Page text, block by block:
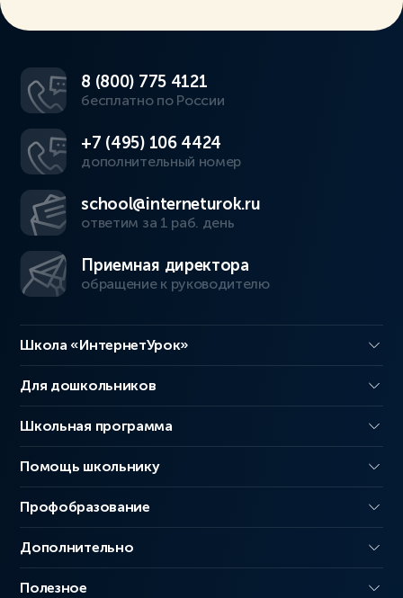
8 (800) 775 4121
бесплатно по России
+7 (495) 106 4424
дополнительный номер
school@interneturok.ru
ответим за 1 раб. день
Приемная директора
обращение к руководителю
Школа «ИнтернетУрок»
Для дошкольников
Школьная программа
Помощь школьнику
Профобразование
Дополнительно
Полезное